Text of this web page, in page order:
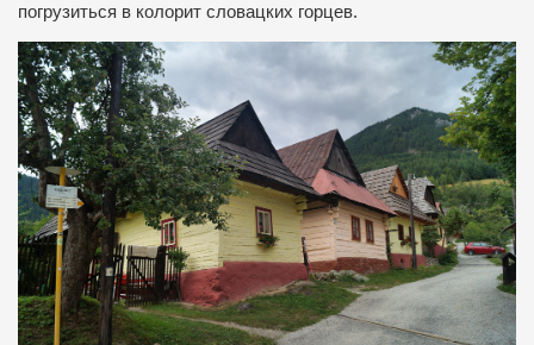
погрузиться в колорит словацких горцев.